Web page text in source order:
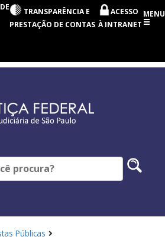
TRANSPARÊNCIA E
PRESTAÇÃO DE CONTAS
ACESSO
À INTRANET
MENU
Públicas